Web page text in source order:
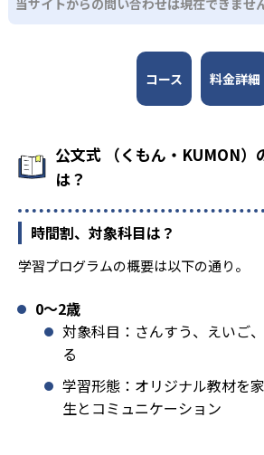
当サイトからの問い合わせは現在できませ
コース 料金詳細
公文式 （くもん・KUMON）
は？
時間割、対象科目は？
学習プログラムの概要は以下の通り。
0〜2歳
対象科目：さんすう、えいご
る
学習形態：オリジナル教材を
生とコミュニケーション